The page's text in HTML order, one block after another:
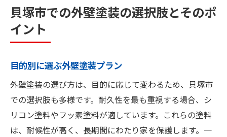
貝塚市での外壁塗装の選択肢とそのポ
イント
目的別に選ぶ外壁塗装プラン
外壁塗装の選び方は、目的に応じて変わるため、貝塚市
での選択肢も多様です。耐久性を最も重視する場合、シ
リコン塗料やフッ素塗料が適しています。これらの塗料
は、耐候性が高く、長期間にわたり家を保護します。一